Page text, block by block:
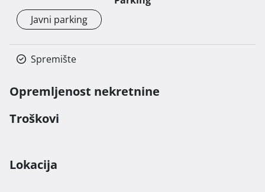
Javni parking
Spremište
Opremljenost nekretnine
Troškovi
Lokacija